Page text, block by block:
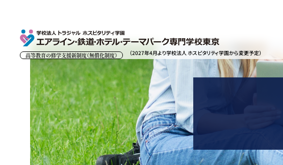
高等教育の修学支援新制度（無償化制度） （2027年4月より学校法人 ホスピタリティ学園から変更予定）